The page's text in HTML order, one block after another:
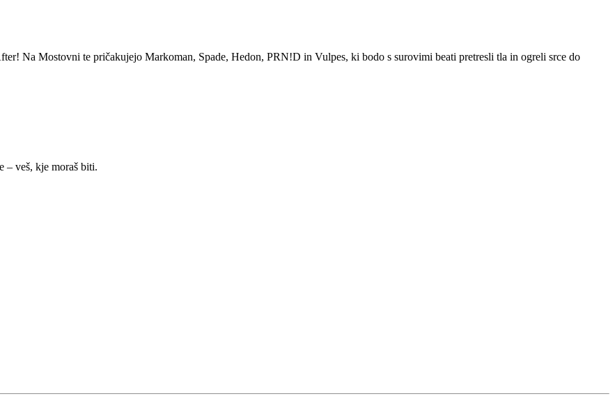
Na Mostovni te pričakujejo Markoman, Spade, Hedon, PRN!D in Vulpes, ki bodo s surovimi beati pretresli tla in ogreli srce do
– veš, kje moraš biti.